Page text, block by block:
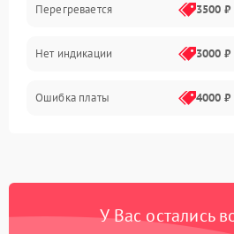
Перегревается 3500 ₽
Нет индикации 3000 ₽
Ошибка платы 4000 ₽
У Вас остались